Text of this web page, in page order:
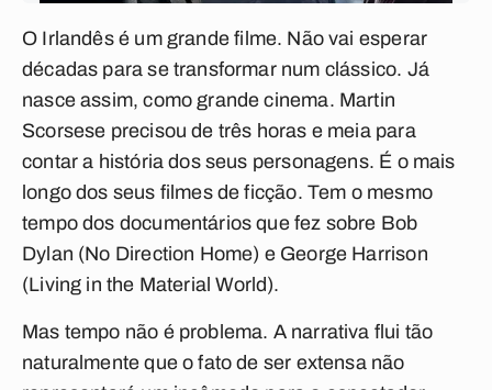
O Irlandêsé um grande filme. Não vai esperar
décadas para se transformar num clássico. Já
nasce assim, como grande cinema. Martin
Scorsese precisou de três horas e meia para
contar a história dos seus personagens. É o mais
longo dos seus filmes de ficção. Tem o mesmo
tempo dos documentários que fez sobre Bob
Dylan (No Direction Home) e George Harrison
(Living in the Material World).
Mas tempo não é problema. A narrativa flui tão
naturalmente que o fato de ser extensa não